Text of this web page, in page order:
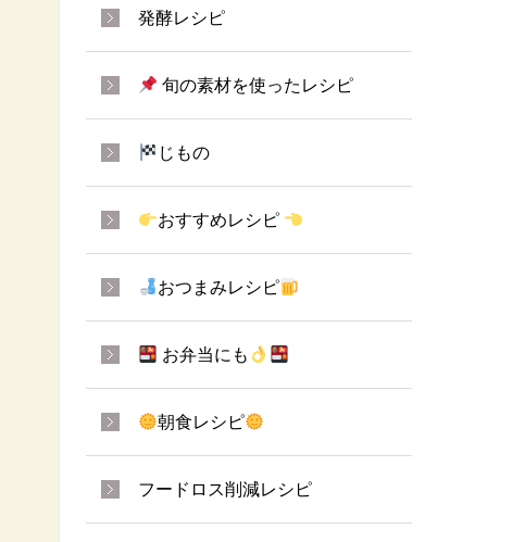
発酵レシピ
旬の素材を使ったレシピ
じもの
おすすめレシピ
おつまみレシピ
お弁当にも
朝食レシピ
フードロス削減レシピ